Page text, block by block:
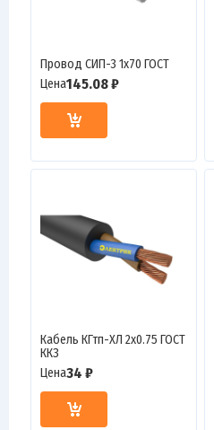
Провод СИП-3 1х70 ГОСТ
Цена145.08 ₽
Кабель КГтп-ХЛ 2х0.75 ГОСТ
ККЗ
Цена34 ₽